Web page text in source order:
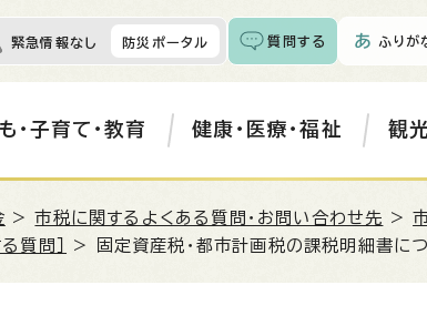
緊急情報なし 防災ポータル 質問する ふりが
・子育て・教育 健康・医療・福祉 観
>市税に関するよくある質問・お問い合わせ先 >
質問］ > 固定資産税・都市計画税の課税明細書につ